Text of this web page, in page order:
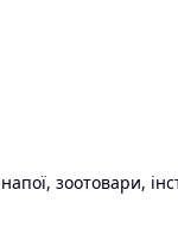
зоотовари,